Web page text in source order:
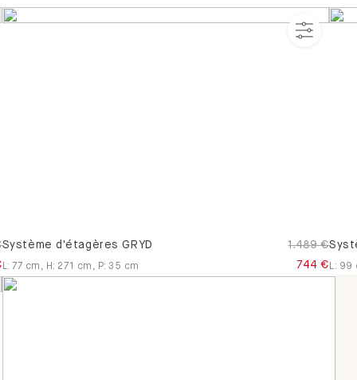
Canapés
trois places
Système d'étagères GRYD
1.489 €
744 €
L:77 cm , H : 271 cm , P:35 cm L: 99